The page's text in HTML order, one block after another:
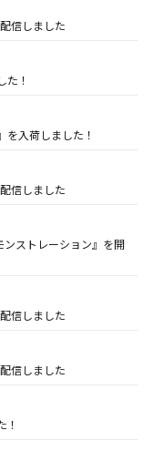
信しました
た！
を入荷しました！
信しました
ストレーション』を開
信しました
信しました
！